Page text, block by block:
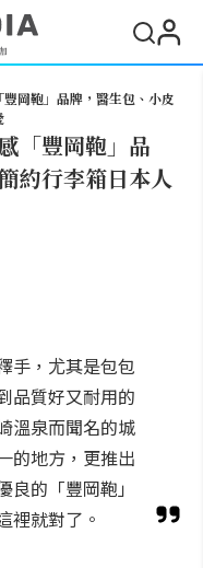
岡鞄」品牌，醫生包、小皮
「豐岡鞄」品
約行李箱日本人
手，尤其是包包
品質好又耐用的
溫泉而聞名的城
的地方，更推出
的「豐岡鞄」
裡就對了。